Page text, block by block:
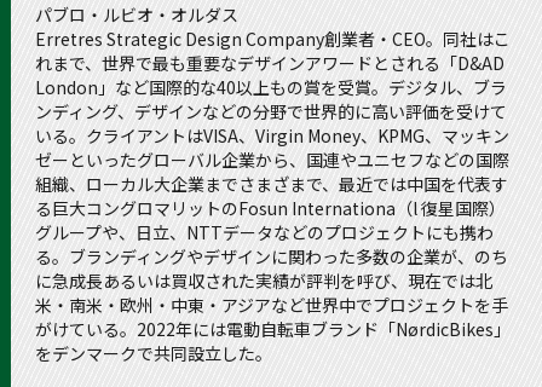
パブロ・ルビオ・オルダス
Erretres Strategic Design Company創業者・CEO。同社はこ
れまで、世界で最も重要なデザインアワードとされる「D&AD
London」など国際的な40以上もの賞を受賞。デジタル、ブラ
ンディング、デザインなどの分野で世界的に高い評価を受けて
いる。クライアントはVISA、Virgin Money、KPMG、マッキン
ゼーといったグローバル企業から、国連やユニセフなどの国際
組織、ローカル大企業までさまざまで、最近では中国を代表す
る巨大コングロマリットのFosun Internationa（l 復星国際）
グループや、日立、NTTデータなどのプロジェクトにも携わ
る。ブランディングやデザインに関わった多数の企業が、のち
に急成長あるいは買収された実績が評判を呼び、現在では北
米・南米・欧州・中東・アジアなど世界中でプロジェクトを手
がけている。2022年には電動自転車ブランド「NørdicBikes」
をデンマークで共同設立した。